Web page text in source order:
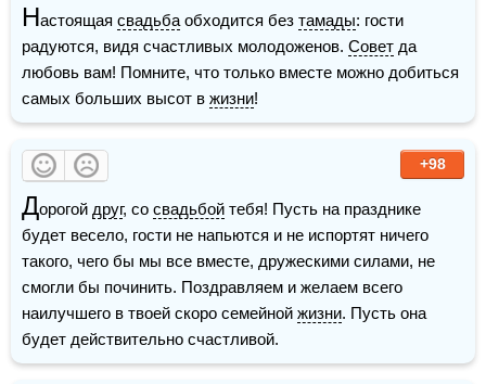
Настоящая свадьба обходится без тамады: гости
радуются, видя счастливых молодоженов. Совет да
любовь вам! Помните, что только вместе можно добиться
самых больших высот в жизни!
+98
Дорогой друг, со свадьбой тебя! Пусть на празднике
будет весело, гости не напьются и не испортят ничего
такого, чего бы мы все вместе, дружескими силами, не
смогли бы починить. Поздравляем и желаем всего
наилучшего в твоей скоро семейной жизни. Пусть она
будет действительно счастливой.